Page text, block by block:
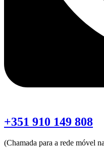
+351 910 149 808
(Chamada para a rede móvel